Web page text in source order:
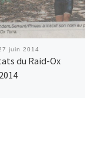
juin 2014
du Raid-Ox